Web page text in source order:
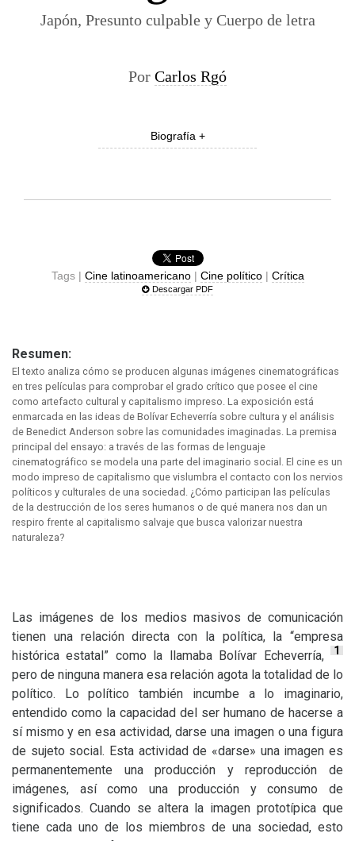
Japón, Presunto culpable y Cuerpo de letra
Por Carlos Rgó
Biografía +
Tags | Cine latinoamericano| Cine político| Crítica
Descargar PDF
Resumen:
El texto analiza cómo se producen algunas imágenes cinematográficas
en tres películas para comprobar el grado crítico que posee el cine
como artefacto cultural y capitalismo impreso. La exposición está
enmarcada en las ideas de Bolívar Echeverría sobre cultura y el análisis
de Benedict Anderson sobre las comunidades imaginadas. La premisa
principal del ensayo: a través de las formas de lenguaje
cinematográfico se modela una parte del imaginario social. El cine es un
modo impreso de capitalismo que vislumbra el contacto con los nervios
políticos y culturales de una sociedad. ¿Cómo participan las películas
de la destrucción de los seres humanos o de qué manera nos dan un
respiro frente al capitalismo salvaje que busca valorizar nuestra
naturaleza?
Las imágenes de los medios masivos de comunicación
tienen una relación directa con la política, la “empresa
histórica estatal” como la llamaba Bolívar Echeverría,
1
pero de ninguna manera esa relación agota la totalidad de lo
político. Lo político también incumbe a lo imaginario,
entendido como la capacidad del ser humano de hacerse a
sí mismo y en esa actividad, darse una imagen o una figura
de sujeto social. Esta actividad de «darse» una imagen es
permanentemente una producción y reproducción de
imágenes, así como una producción y consumo de
significados. Cuando se altera la imagen prototípica que
tiene cada uno de los miembros de una sociedad, esto